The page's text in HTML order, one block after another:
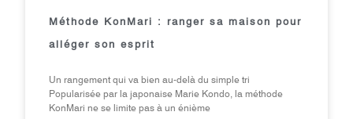
Méthode KonMari : ranger sa maison pour
alléger son esprit
Un rangement qui va bien au-delà du simple tri
Popularisée par la japonaise Marie Kondo, la méthode
KonMari ne se limite pas à un énième